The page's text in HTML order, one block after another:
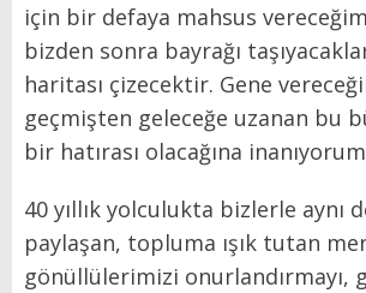
için bir defaya mahsus
bizden sonra bayrağı
haritası çizecektir. Gene
geçmişten geleceğe uzanan bu
bir hatırası olacağına
40 yıllık yolculukta bizlerle aynı
paylaşan, topluma ışık tutan
gönüllülerimizi onurlandırmayı,